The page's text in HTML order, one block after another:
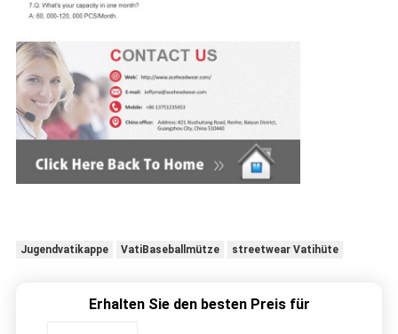
Jugendvatikappe VatiBaseballmütze streetwear Vatihüte
Erhalten Sie den besten Preis für